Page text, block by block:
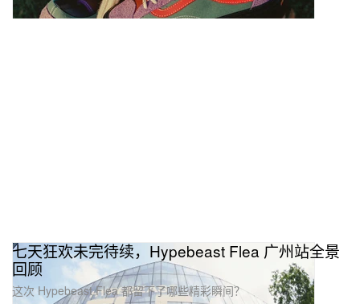
七天狂欢未完待续，Hypebeast Flea 广州站全景
回顾
这次 Hypebeast Flea 都留下了哪些精彩瞬间？